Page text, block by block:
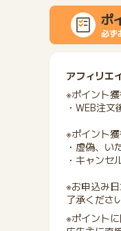
ポ
必ず
アフィリエ
※ポイント
・WEB注
※ポイント
・虚偽、い
・キャンセ
※お申込み
了承くださ
※ポイントに